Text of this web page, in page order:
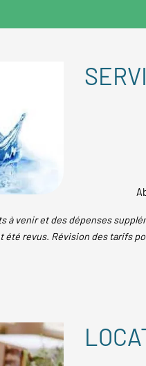
à venir et des dépenses
été revus. Révision des tarifs